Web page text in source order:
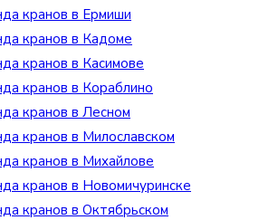
кранов в Ермиши
кранов в Кадоме
кранов в Касимове
кранов в Кораблино
кранов в Лесном
кранов в Милославском
кранов в Михайлове
кранов в Новомичуринске
кранов в Октябрьском